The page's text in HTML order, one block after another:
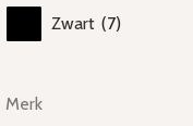
Zwart (7)
Merk